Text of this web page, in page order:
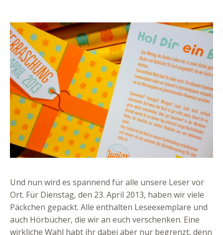
Und nun wird es spannend für alle unsere Leser vor
Ort. Für Dienstag, den 23. April 2013, haben wir viele
Päckchen gepackt. Alle enthalten Leseexemplare und
auch Hörbücher, die wir an euch verschenken. Eine
wirkliche Wahl habt ihr dabei aber nur begrenzt, denn